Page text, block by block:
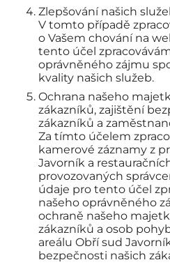
Zlepšování našich
V tomto případě
o Vašem chování na
tento účel
oprávněného zájmu
kvality našich služeb.
Ochrana našeho
zákazníků, zajištění
zákazníků a
Za tímto účelem
kamerové záznamy z
Javorník a
provozovaných
údaje pro tento účel
našeho oprávněného
ochraně našeho
zákazníků a osob
areálu Obří sud
bezpečnosti našich